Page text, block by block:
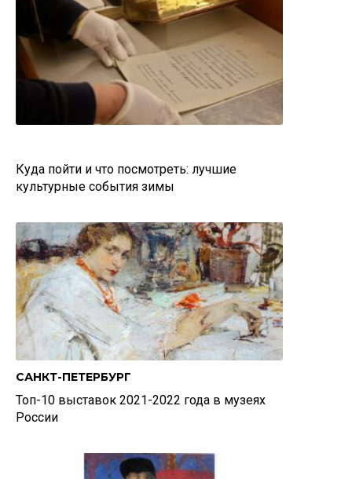
Куда пойти и что посмотреть: лучшие
культурные события зимы
САНКТ-ПЕТЕРБУРГ
Топ-10 выставок 2021-2022 года в музеях
России